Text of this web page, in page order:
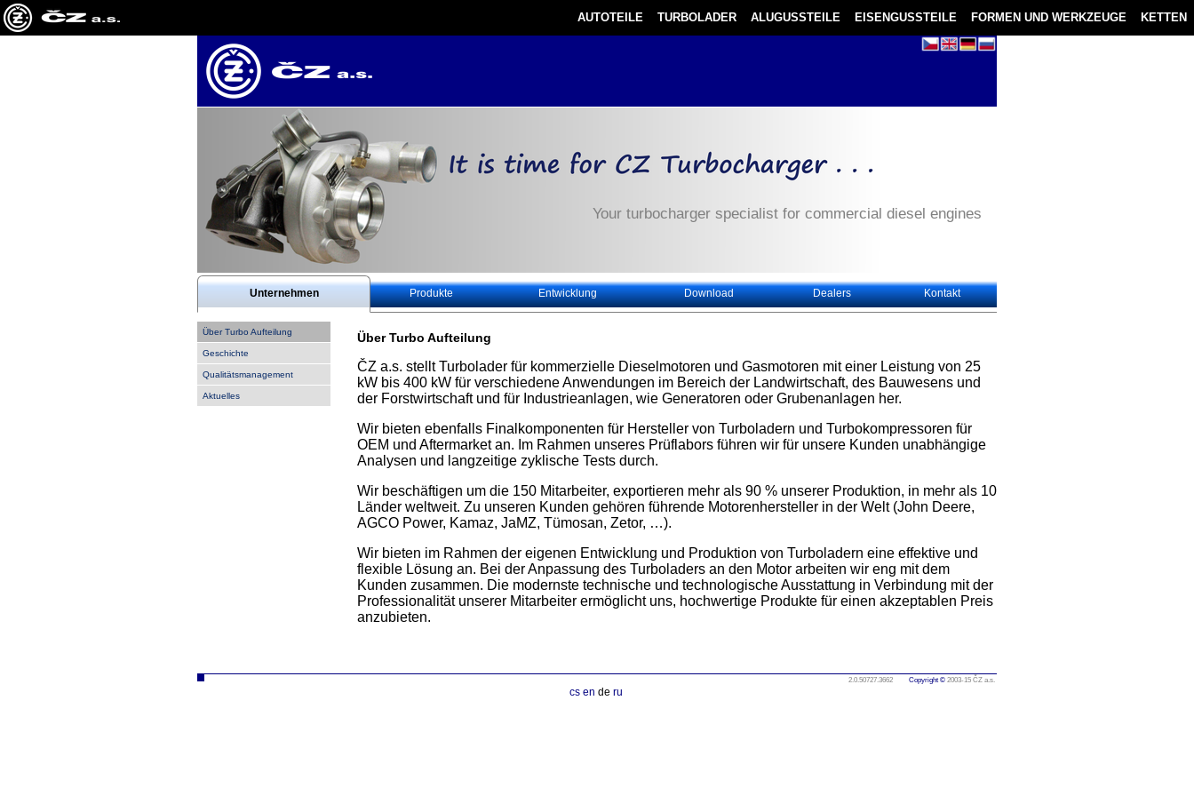
AUTOTEILE TURBOLADER ALUGUSSTEILE EISENGUSSTEILE FORMEN UND WERKZEUGE KETTEN
Your turbocharger specialist for commercial diesel engines - High Level
Unternehmen Produkte Entwicklung Download Dealers Kontakt
Über Turbo Aufteilung
Geschichte
Qualitätsmanagement
Aktuelles
Über Turbo Aufteilung
ČZ a.s. stellt Turbolader für kommerzielle Dieselmotoren und Gasmotoren mit einer Leistung von 25
kW bis 400 kW für verschiedene Anwendungen im Bereich der Landwirtschaft, des Bauwesens und
der Forstwirtschaft und für Industrieanlagen, wie Generatoren oder Grubenanlagen her.
Wir bieten ebenfalls Finalkomponenten für Hersteller von Turboladern und Turbokompressoren für
OEM und Aftermarket an. Im Rahmen unseres Prüflabors führen wir für unsere Kunden unabhängige
Analysen und langzeitige zyklische Tests durch.
Wir beschäftigen um die 150 Mitarbeiter, exportieren mehr als 90 % unserer Produktion, in mehr als 10
Länder weltweit. Zu unseren Kunden gehören führende Motorenhersteller in der Welt (John Deere,
AGCO Power, Kamaz, JaMZ, Tümosan, Zetor, …).
Wir bieten im Rahmen der eigenen Entwicklung und Produktion von Turboladern eine effektive und
flexible Lösung an. Bei der Anpassung des Turboladers an den Motor arbeiten wir eng mit dem
Kunden zusammen. Die modernste technische und technologische Ausstattung in Verbindung mit der
Professionalität unserer Mitarbeiter ermöglicht uns, hochwertige Produkte für einen akzeptablen Preis
anzubieten.
2.0.50727.3662 Copyright © 2003-15 ČZ a.s.
cs en de ru